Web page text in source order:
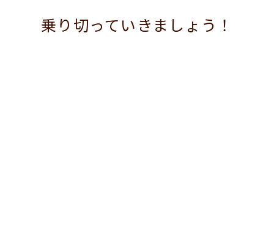
乗り切っていきましょう！